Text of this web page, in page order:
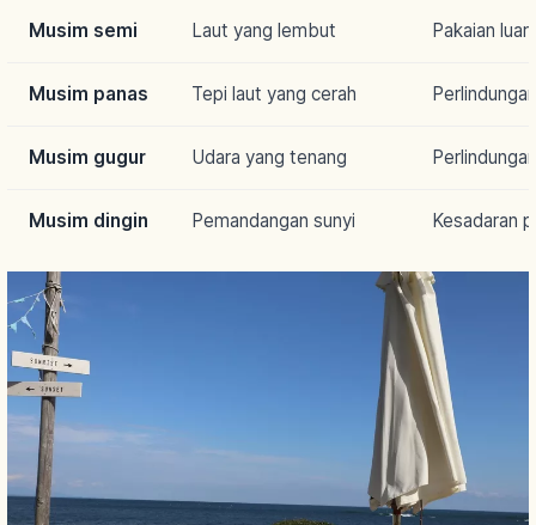
Musim semi Laut yang lembut Pakaian
Musim panas Tepi laut yang cerah
Musim gugur Udara yang tenang
Musim dingin Pemandangan sunyi Kesadaran